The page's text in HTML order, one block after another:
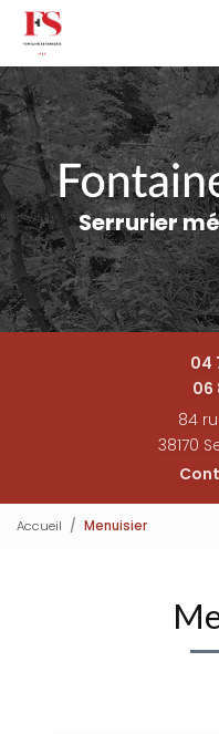
Aller
contenu
principal
Serrurier
04
06
84
38170
Accueil Menuisier